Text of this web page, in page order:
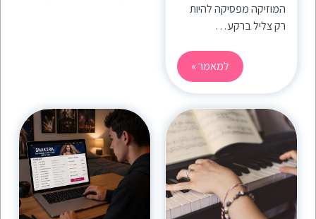
המוזיקה מפסיקה להיות
רק צליל ברקע…
למאמר »